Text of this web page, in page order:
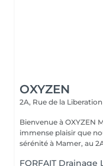
OXYZEN
2A, Rue de la Liberation
Bienvenue à OXYZEN Mamer
immense plaisir que
sérénité à Mamer, au
FORFAIT